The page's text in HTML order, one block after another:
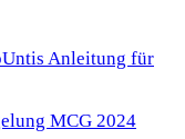
Anleitung für
MCG 2024